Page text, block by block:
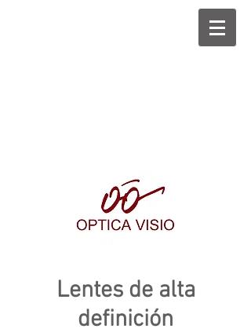
Lentes de alta
definición